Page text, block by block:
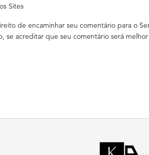
Sites
de encaminhar seu comentário para o
se acreditar que seu comentário será